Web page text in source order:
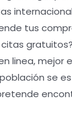
tus
linea, mejor
se